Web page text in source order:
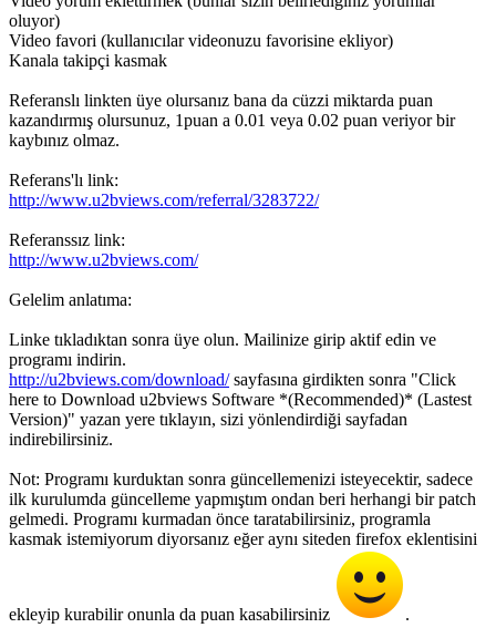
oluyor)
Video favori (kullanıcılar videonuzu favorisine ekliyor)
Kanala takipçi kasmak
Referanslı linkten üye olursanız bana da cüzzi miktarda puan
kazandırmış olursunuz, 1puan a 0.01 veya 0.02 puan veriyor bir
kaybınız olmaz.
Referans'lı link:
http://www.u2bviews.com/referral/3283722/
Referanssız link:
http://www.u2bviews.com/
Gelelim anlatıma:
Linke tıkladıktan sonra üye olun. Mailinize girip aktif edin ve
programı indirin.
http://u2bviews.com/download/sayfasına girdikten sonra "Click
here to Download u2bviews Software *(Recommended)* (Lastest
Version)" yazan yere tıklayın, sizi yönlendirdiği sayfadan
indirebilirsiniz.
Not: Programı kurduktan sonra güncellemenizi isteyecektir, sadece
ilk kurulumda güncelleme yapmıştım ondan beri herhangi bir patch
gelmedi. Programı kurmadan önce taratabilirsiniz, programla
kasmak istemiyorum diyorsanız eğer aynı siteden firefox eklentisini
ekleyip kurabilir onunla da puan kasabilirsiniz .